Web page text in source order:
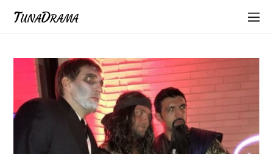
TunaDrama